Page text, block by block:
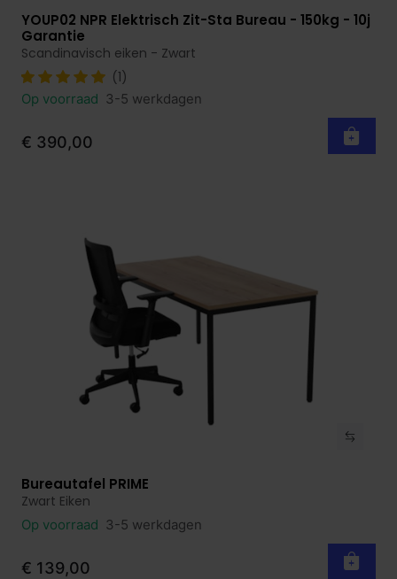
Bekijk product
YOUP02 NPR Elektrisch Zit-Sta Bureau - 150kg - 10j
Garantie
Scandinavisch eiken - Zwart
(1)
Op voorraad 3-5 werkdagen
€ 390,00
Bekijk product
Bureautafel PRIME
Zwart Eiken
Op voorraad 3-5 werkdagen
€ 139,00